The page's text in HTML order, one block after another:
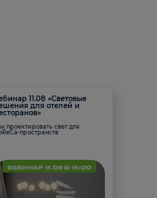
11.08 «Световые
для отелей и
проектировать свет для
пространств